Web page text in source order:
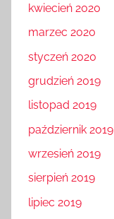
kwiecień 2020
marzec 2020
styczeń 2020
grudzień 2019
listopad 2019
październik 2019
wrzesień 2019
sierpień 2019
lipiec 2019